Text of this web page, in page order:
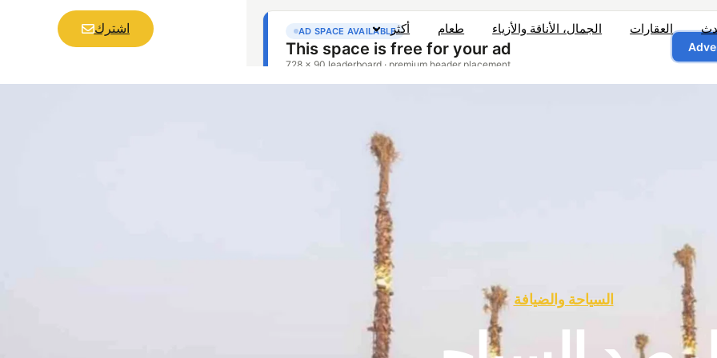
العقارات الجمال، الأناقة والأزياء طعام أكثر اشترك
السياحة والضيافة